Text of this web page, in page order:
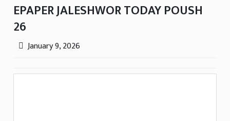
EPAPER JALESHWOR TODAY POUSH
26
January 9, 2026